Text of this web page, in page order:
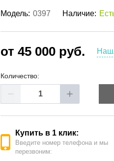
Модель: 0397 Наличие:
от 45 000 руб.
Количество:
Купить в 1 клик:
Введите номер телефона и мы
перезвоним: